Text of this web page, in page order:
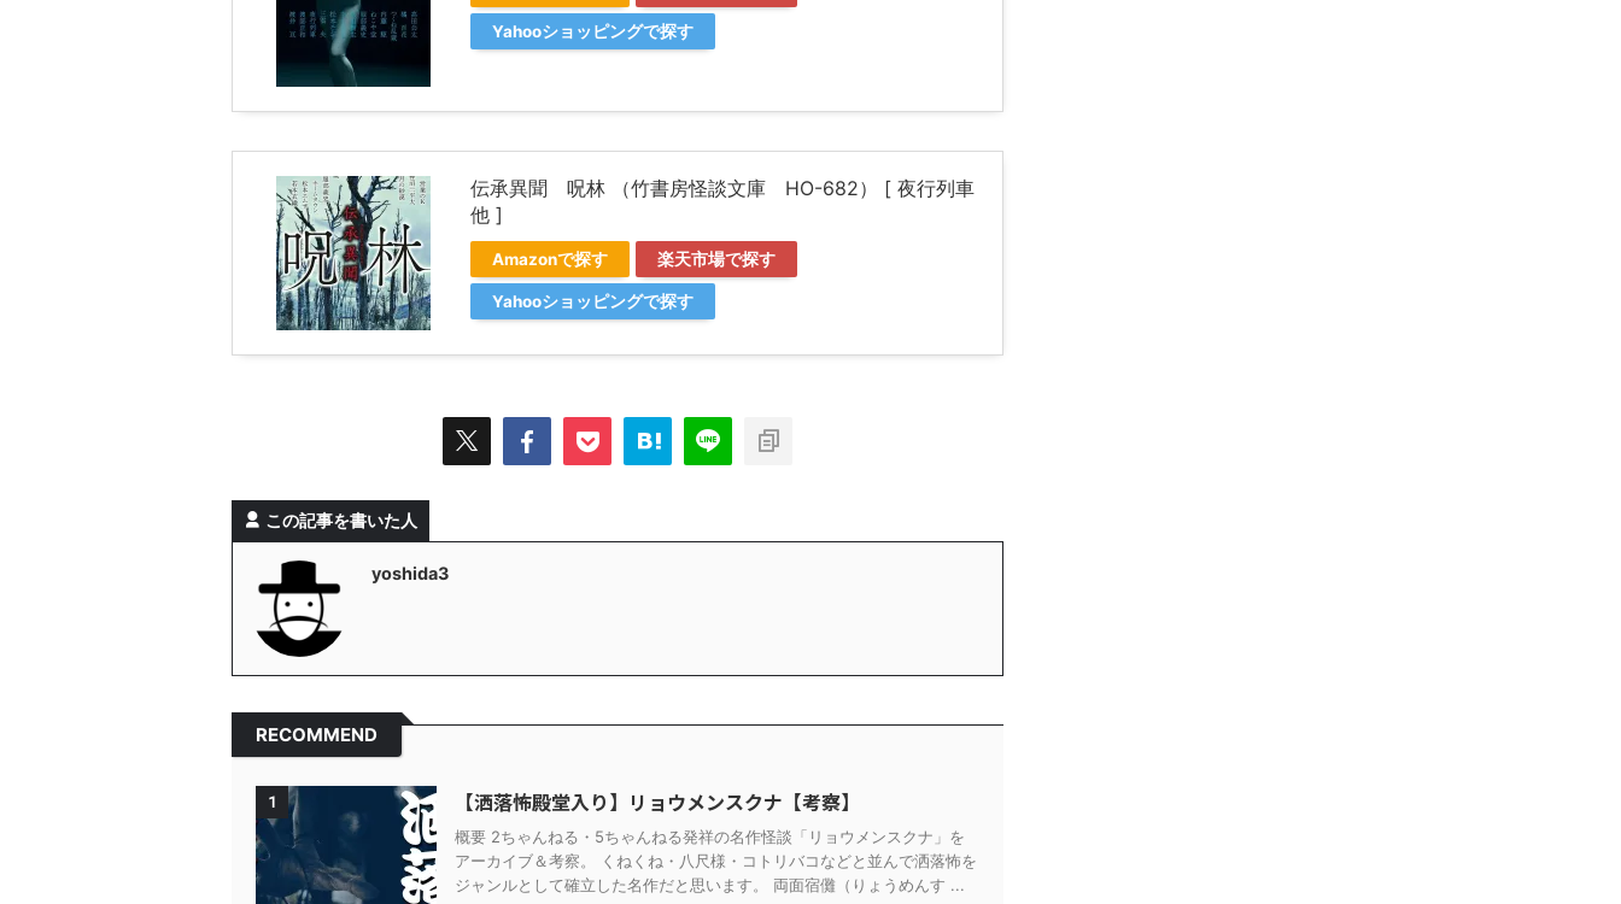
Yahooショッピングで探す
伝承異聞 呪林 （竹書房怪談文庫 HO-682） [ 夜行列車
他 ]
Amazonで探す 楽天市場で探す
Yahooショッピングで探す
この記事を書いた人
yoshida3
RECOMMEND
1 【洒落怖殿堂入り】リョウメンスクナ【考察】
概要 2ちゃんねる・5ちゃんねる発祥の名作怪談「リョウメンスクナ」を
アーカイブ＆考察。 くねくね・八尺様・コトリバコなどと並んで洒落怖を
ジャンルとして確立した名作だと思います。 両面宿儺（りょうめんす ...